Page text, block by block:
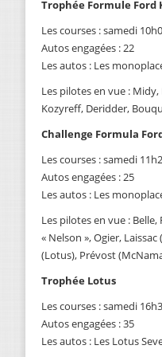
Trophée Formule Ford
Les courses : samedi
Autos engagées : 22
Les autos : Les
Les pilotes en vue :
Kozyreff, Deridder,
Challenge Formula
Les courses : samedi
Autos engagées : 25
Les autos : Les
Les pilotes en vue :
« Nelson », Ogier,
(Lotus), Prévost
Trophée Lotus
Les courses : samedi
Autos engagées : 35
Les autos : Les Lotus